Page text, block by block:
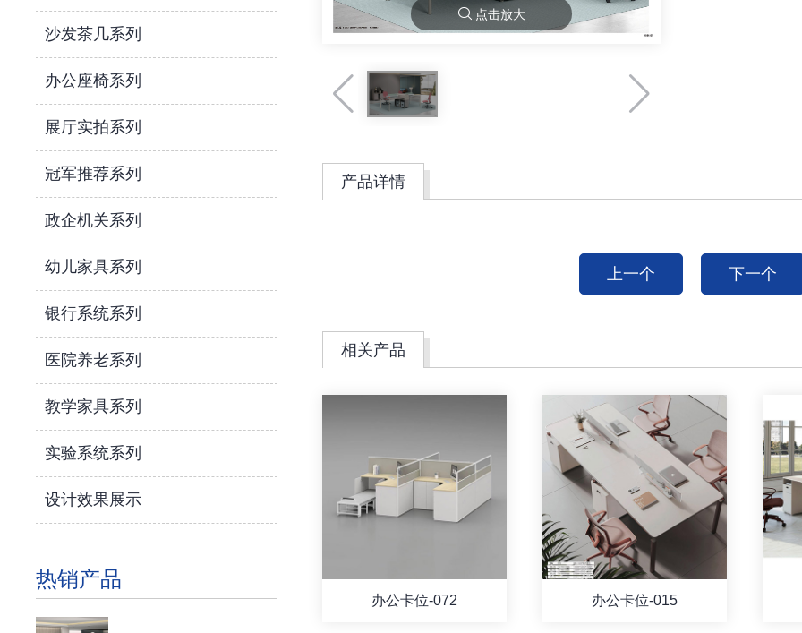
沙发茶几系列
办公座椅系列
展厅实拍系列
冠军推荐系列
政企机关系列
幼儿家具系列
银行系统系列
医院养老系列
教学家具系列
实验系统系列
设计效果展示
热销产品
点击放大
产品详情
上一个 下一个
相关产品
办公卡位-072 办公卡位-015